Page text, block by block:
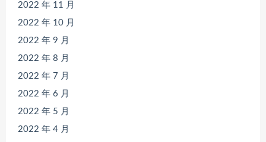
2022 年 11 月
2022 年 10 月
2022 年 9 月
2022 年 8 月
2022 年 7 月
2022 年 6 月
2022 年 5 月
2022 年 4 月